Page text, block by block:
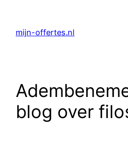
mijn-offertes.nl
blog over